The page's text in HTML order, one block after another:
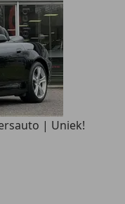
| Uniek!